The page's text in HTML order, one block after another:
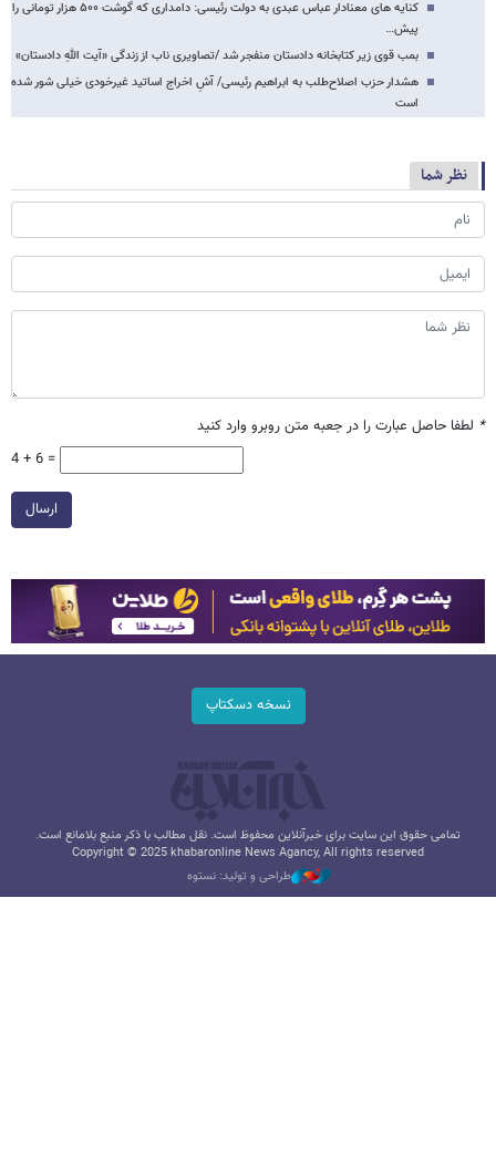
کنایه های معنادار عباس عبدی به دولت رئیسی: دامداری که گوشت ۵۰۰ هزار تومانی را
پیش…
بمب قوی زیر کتابخانه دادستان منفجر شد /تصاویری ناب از زندگی «آیت اللهِ دادستان»
هشدار حزب اصلاح‌طلب به ابراهیم رئیسی/ آشِ اخراج اساتید غیرخودی خیلی شور شده
است
نظر شما
* لطفا حاصل عبارت را در جعبه متن روبرو وارد کنید
4 + 6 =
ارسال
نسخه دسکتاپ
تمامی حقوق این سایت برای خبرآنلاین محفوظ است. نقل مطالب با ذکر منبع بلامانع است.
Copyright © 2025 khabaronline News Agancy, All rights reserved
طراحی و تولید: نستوه